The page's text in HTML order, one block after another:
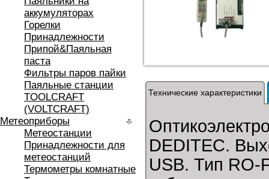
аккумуляторах
Горелки
Принадлежности
Припой&Паяльная
паста
Фильтры паров пайки
Паяльные станции
TOOLCRAFT
(VOLTCRAFT)
Метеоприборы
Метеостанции
Принадлежности для
метеостанций
Термометры комнатные
Технические характеристики
DEDITEC.
USB. Тип RO-